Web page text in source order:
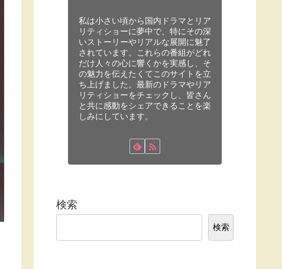
私は小さい頃から国内ドラマとリア
リティショーに夢中で、特にその深
いストーリーやリアルな展開に魅了
されています。これらの番組がどれ
だけ人々の心に響くかを実感し、そ
の魅力を伝えたくてこのサイトを立
ち上げました。最新のドラマやリア
リティショーをチェックし、皆さん
と共に感動をシェアできることを楽
しみにしています。
検索
検索